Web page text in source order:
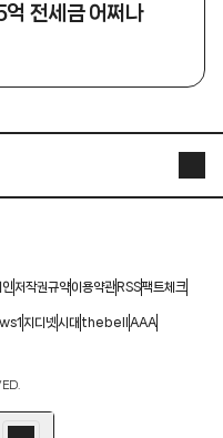
전세금 어쩌나
저작권규약이용약관 RSS팩트체크
지디넷시대 thebell AAA
딩)